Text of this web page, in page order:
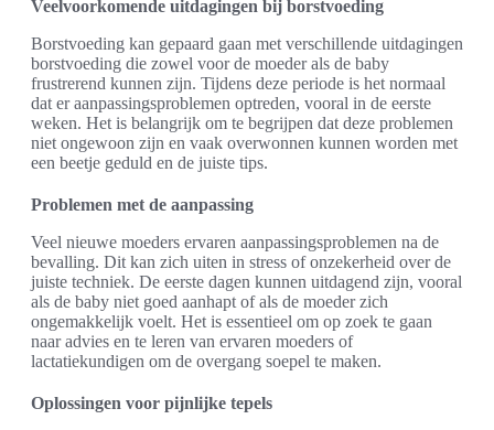
Veelvoorkomende uitdagingen bij borstvoeding
Borstvoeding kan gepaard gaan met verschillende uitdagingen
borstvoeding die zowel voor de moeder als de baby
frustrerend kunnen zijn. Tijdens deze periode is het normaal
dat er aanpassingsproblemen optreden, vooral in de eerste
weken. Het is belangrijk om te begrijpen dat deze problemen
niet ongewoon zijn en vaak overwonnen kunnen worden met
een beetje geduld en de juiste tips.
Problemen met de aanpassing
Veel nieuwe moeders ervaren aanpassingsproblemen na de
bevalling. Dit kan zich uiten in stress of onzekerheid over de
juiste techniek. De eerste dagen kunnen uitdagend zijn, vooral
als de baby niet goed aanhapt of als de moeder zich
ongemakkelijk voelt. Het is essentieel om op zoek te gaan
naar advies en te leren van ervaren moeders of
lactatiekundigen om de overgang soepel te maken.
Oplossingen voor pijnlijke tepels